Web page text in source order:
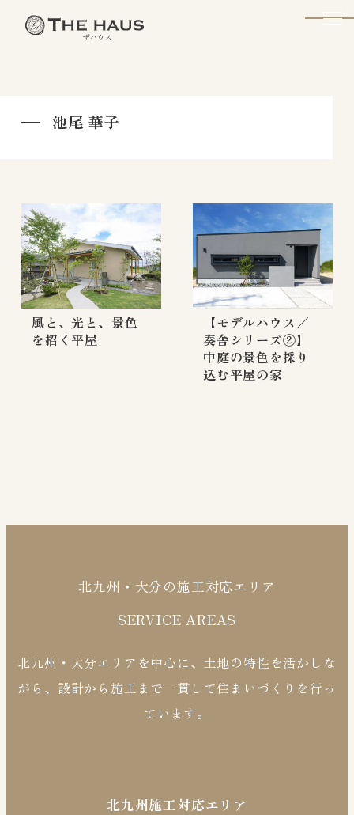
池尾 華子
風と、光と、景色
を招く平屋
【モデルハウス／
奏舎シリーズ②】
中庭の景色を採り
込む平屋の家
北九州・大分の施工対応エリア
SERVICE AREAS
北九州・大分エリアを中心に、土地の特性を活かしな
がら、設計から施工まで一貫して住まいづくりを行っ
ています。
北九州施工対応エリア